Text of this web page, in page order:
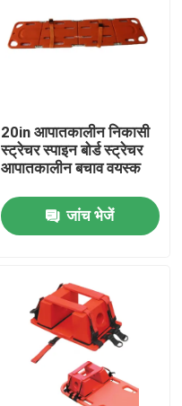
20in आपातकालीन निकासी
स्ट्रेचर स्पाइन बोर्ड स्ट्रेचर
आपातकालीन बचाव वयस्क
जांच भेजें